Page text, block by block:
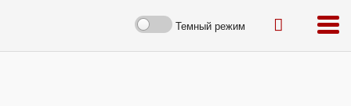
Темный режим